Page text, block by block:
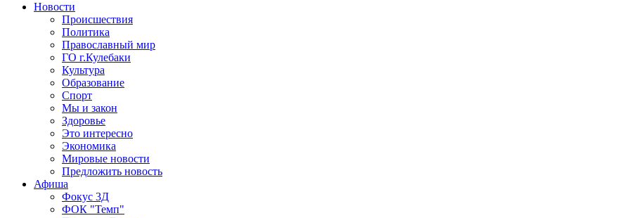
Новости
Происшествия
Политика
Православный мир
ГО г.Кулебаки
Культура
Образование
Спорт
Мы и закон
Здоровье
Это интересно
Экономика
Мировые новости
Предложить новость
Афиша
Фокус 3Д
ФОК "Темп"